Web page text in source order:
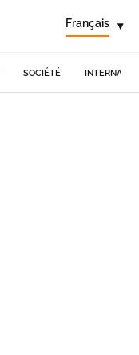
Français ▾
SOCIÉTÉ